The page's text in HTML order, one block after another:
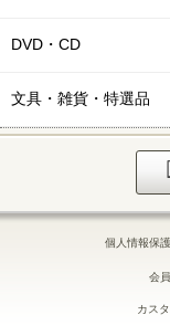
DVD・CD
文具・雑貨・特選品
個人情報保
会
カス